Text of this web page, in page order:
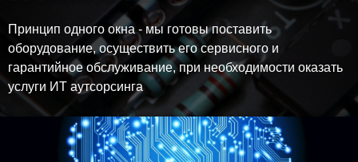
Принцип одного окна - мы готовы поставить
оборудование, осуществить его сервисного и
гарантийное обслуживание, при необходимости оказать
услуги ИТ аутсорсинга